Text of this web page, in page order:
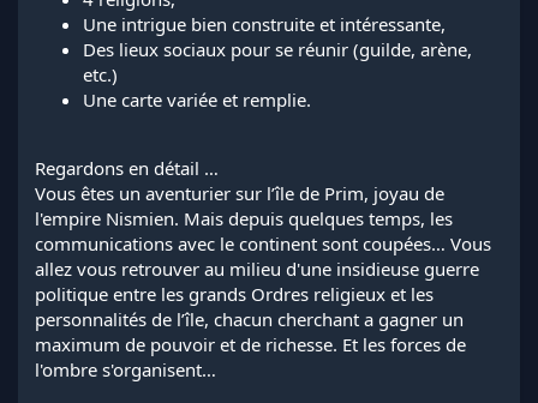
Une intrigue bien construite et intéressante,
Des lieux sociaux pour se réunir (guilde, arène,
etc.)
Une carte variée et remplie.
Regardons en détail …
Vous êtes un aventurier sur l’île de Prim, joyau de
l'empire Nismien. Mais depuis quelques temps, les
communications avec le continent sont coupées… Vous
allez vous retrouver au milieu d'une insidieuse guerre
politique entre les grands Ordres religieux et les
personnalités de l’île, chacun cherchant a gagner un
maximum de pouvoir et de richesse. Et les forces de
l'ombre s'organisent…